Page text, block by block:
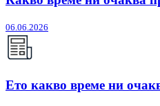
06.06.2026
Ето какво време ни